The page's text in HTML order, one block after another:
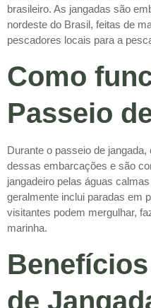
brasileiro. As jangadas são
nordeste do Brasil, feitas de
pescadores locais para a
Como
Passeio
Durante o passeio de
dessas embarcações e são
jangadeiro pelas águas
geralmente inclui paradas em
visitantes podem mergulhar,
marinha.
de